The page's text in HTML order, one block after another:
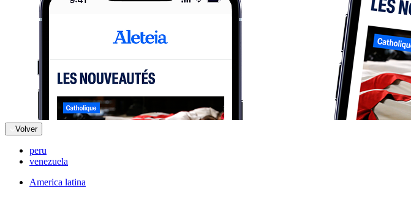
Volver
peru
venezuela
America latina